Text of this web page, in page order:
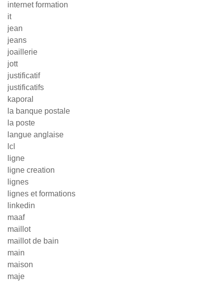
internet formation
it
jean
jeans
joaillerie
jott
justificatif
justificatifs
kaporal
la banque postale
la poste
langue anglaise
lcl
ligne
ligne creation
lignes
lignes et formations
linkedin
maaf
maillot
maillot de bain
main
maison
maje